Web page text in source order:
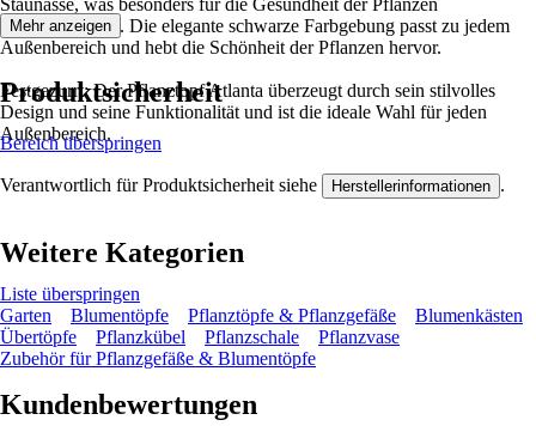
Staunässe, was besonders für die Gesundheit der Pflanzen
entscheidend ist. Die elegante schwarze Farbgebung passt zu jedem
Außenbereich und hebt die Schönheit der Pflanzen hervor.
Festgezurrt: Der Pflanztopf Atlanta überzeugt durch sein stilvolles
Design und seine Funktionalität und ist die ideale Wahl für jeden
Außenbereich.
Mehr anzeigen
Produktsicherheit
Bereich überspringen
Verantwortlich für Produktsicherheit siehe Herstellerinformationen .
Weitere Kategorien
Liste überspringen
Garten
Blumentöpfe Pflanztöpfe & Pflanzgefäße
Blumenkästen
Übertöpfe
Pflanzkübel Pflanzschale
Pflanzvase
Zubehör für Pflanzgefäße & Blumentöpfe
Kundenbewertungen